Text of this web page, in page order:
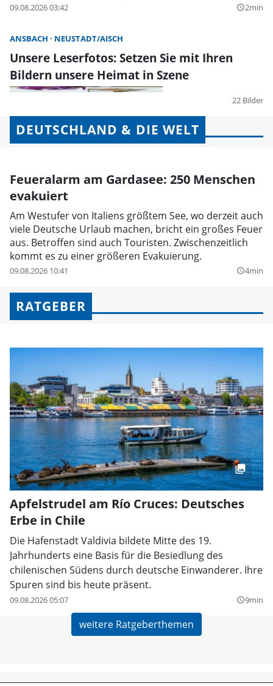
09.08.2026 03:42 query_builder2min
ANSBACH NEUSTADT/AISCH
Unsere Leserfotos: Setzen Sie mit Ihren
Bildern unsere Heimat in Szene
22 Bilder
DEUTSCHLAND & DIE WELT
Feueralarm am Gardasee: 250 Menschen
evakuiert
Am Westufer von Italiens größtem See, wo derzeit auch
viele Deutsche Urlaub machen, bricht ein großes Feuer
aus. Betroffen sind auch Touristen. Zwischenzeitlich
kommt es zu einer größeren Evakuierung.
09.08.2026 10:41 query_builder4min
RATGEBER
Apfelstrudel am Río Cruces: Deutsches
Erbe in Chile
Die Hafenstadt Valdivia bildete Mitte des 19.
Jahrhunderts eine Basis für die Besiedlung des
chilenischen Südens durch deutsche Einwanderer. Ihre
Spuren sind bis heute präsent.
09.08.2026 05:07 query_builder9min
weitere Ratgeberthemen